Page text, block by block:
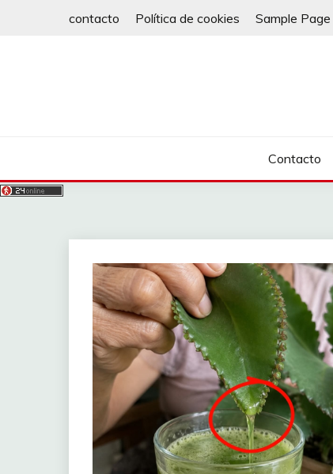
contacto Política de cookies Sample Page
Contacto